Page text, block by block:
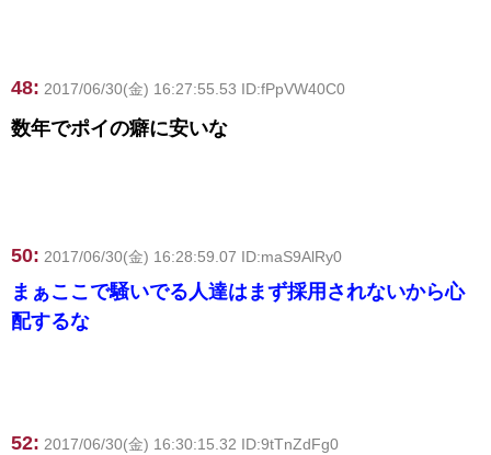
48: 2017/06/30(金) 16:27:55.53 ID:fPpVW40C0
数年でポイの癖に安いな
50: 2017/06/30(金) 16:28:59.07 ID:maS9AlRy0
まぁここで騒いでる人達はまず採用されないから心
配するな
52: 2017/06/30(金) 16:30:15.32 ID:9tTnZdFg0